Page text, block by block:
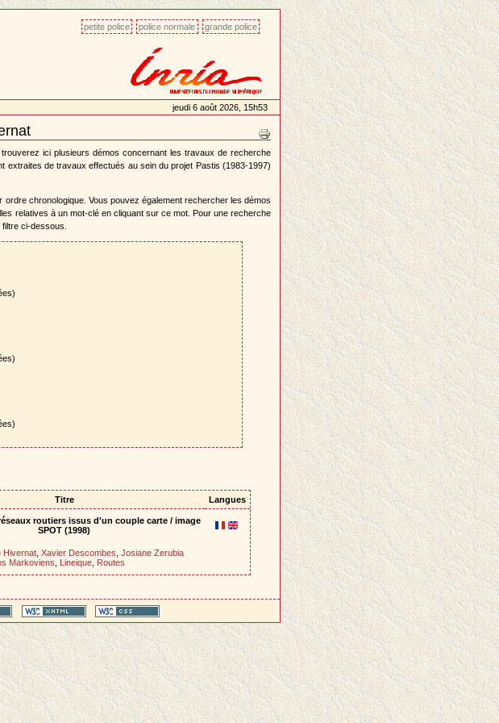
petite police police normale grande police
jeudi 6 août 2026, 15h53
ici plusieurs démos concernant les travaux de recherche
extraites de travaux effectués au sein du projet Pastis (1983-1997)
chronologique. Vous pouvez également rechercher les démos
relatives à un mot-clé en cliquant sur ce mot. Pour une recherche
ci-dessous.
Titre Langues
routiers issus d'un couple carte / image
SPOT (1998)
Hivernat, Xavier Descombes, Josiane Zerubia
Markoviens, Lineique, Routes